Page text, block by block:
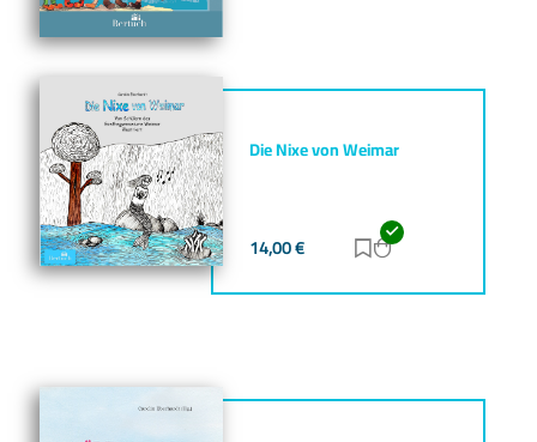
Die Nixe von Weimar
14,00€ Zur Merkliste
Zum Warenkorb